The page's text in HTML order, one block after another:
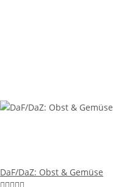
DaF/DaZ: Obst & Gemüse